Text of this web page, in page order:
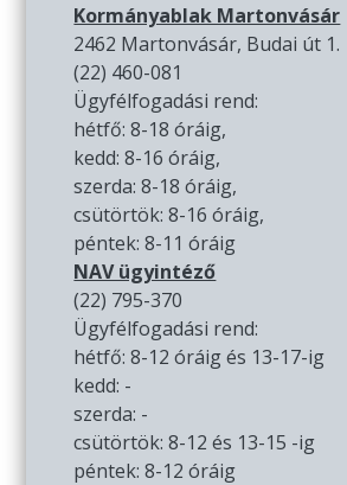
Kormányablak Martonvásár
2462 Martonvásár, Budai út 1.
(22) 460-081
Ügyfélfogadási rend:
hétfő: 8-18 óráig,
kedd: 8-16 óráig,
szerda: 8-18 óráig,
csütörtök: 8-16 óráig,
péntek: 8-11 óráig
NAV ügyintéző
(22) 795-370
Ügyfélfogadási rend:
hétfő: 8-12 óráig és 13-17-ig
kedd: -
szerda: -
csütörtök: 8-12 és 13-15 -ig
péntek: 8-12 óráig